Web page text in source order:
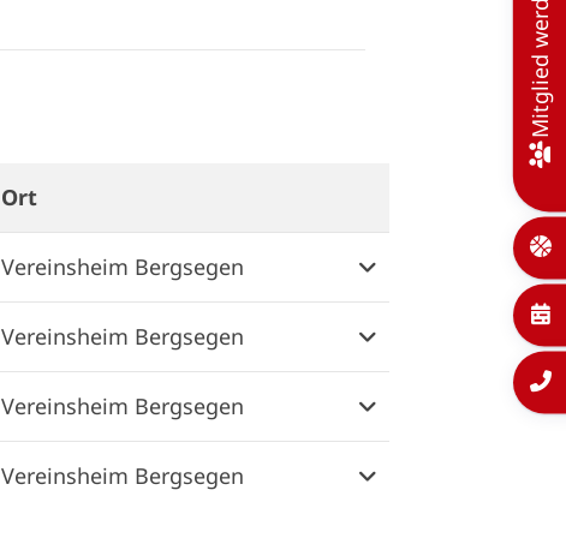
Ort
Weitere
Vereinsheim Bergsegen
Vereinsheim Bergsegen
Vereinsheim Bergsegen
Vereinsheim Bergsegen
Mitglied werden